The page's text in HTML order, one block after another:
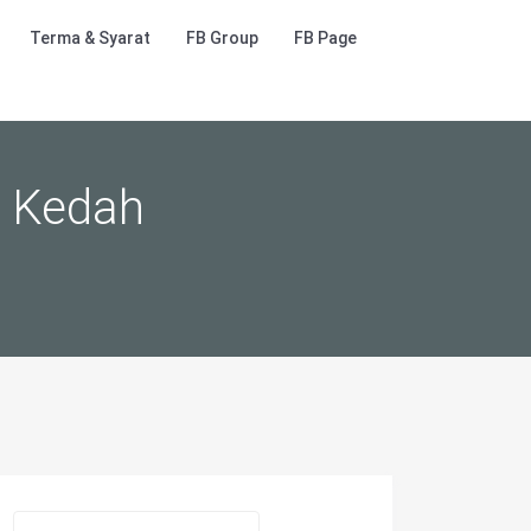
Terma & Syarat FB Group FB Page